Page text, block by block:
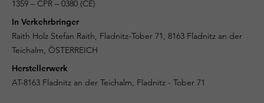
1359 – CPR – 0380 (CE)
In Verkehrbringer
Raith Holz Stefan Raith, Fladnitz-Tober 71, 8163 Fladnitz an der
Teichalm, ÖSTERREICH
Herstellerwerk
AT-8163 Fladnitz an der Teichalm, Fladnitz - Tober 71